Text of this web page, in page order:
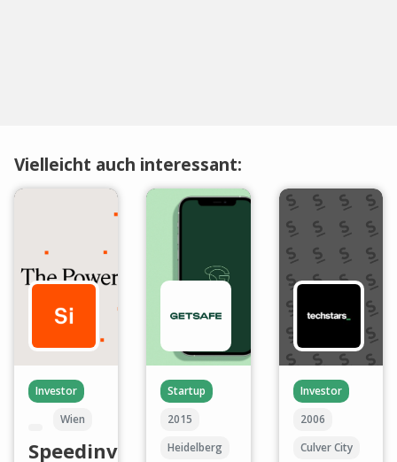
Vielleicht auch interessant:
Investor
Wien
Speedinvest
Startup
2015
Heidelberg
Investor
2006
Culver City